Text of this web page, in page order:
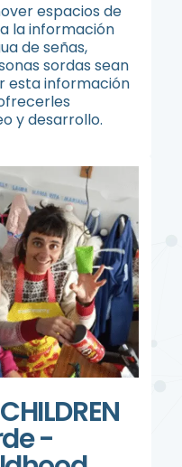
espacios de
la información
de señas,
sordas sean
esta información
y desarrollo.
-